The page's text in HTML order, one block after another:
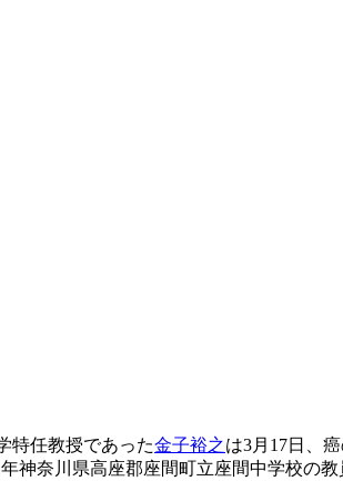
特任教授であった金子裕之は3月17日、
神奈川県高座郡座間町立座間中学校の